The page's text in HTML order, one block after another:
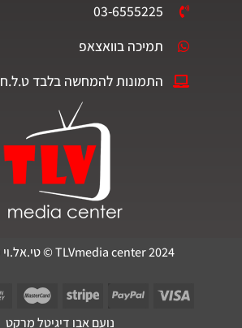
03-6555225
תמיכה בוואצאפ
התמונות להמחשה בלבד ט.ל.ח
נועם אבו דיגיטל מרקט
TLVmedia center 2024 © טי.אל.וי מדיה סנטר